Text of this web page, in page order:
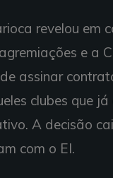
revelou em
e a
assinar
clubes que
A decisão
com o EI.